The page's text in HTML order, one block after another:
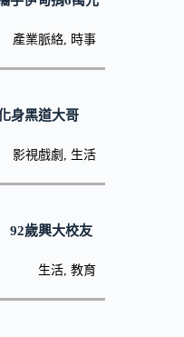
產業脈絡, 時事
身黑道大哥
影視戲劇 , 生活
92歲興大校友
生活, 教育